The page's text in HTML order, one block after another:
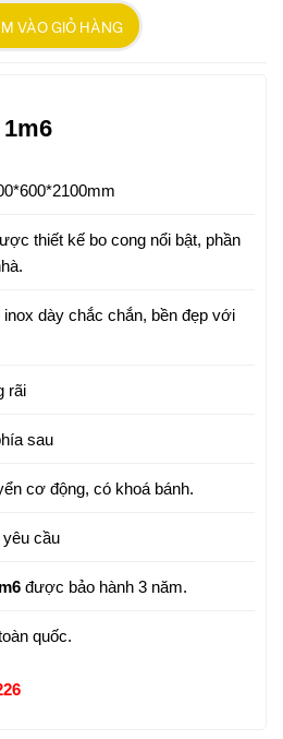
VÀO GIỎ HÀNG
thiết kế bo cong nổi bật, phần
dày chắc chắn, bền đẹp với
rãi
sau
cơ động, có khoá bánh.
yêu cầu
được bảo hành 3 năm.
quốc.